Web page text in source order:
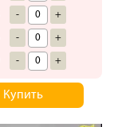
- +
- +
- +
Купить